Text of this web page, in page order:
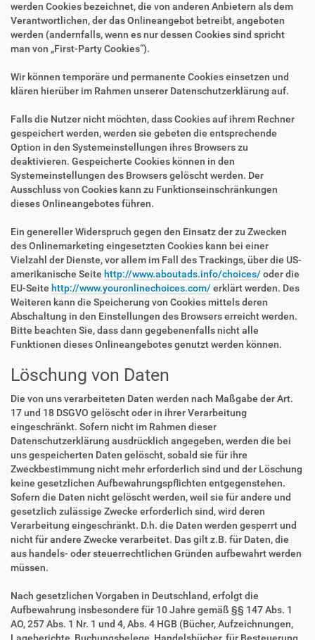
werden Cookies bezeichnet, die von anderen Anbietern als dem
Verantwortlichen, der das Onlineangebot betreibt, angeboten
werden (andernfalls, wenn es nur dessen Cookies sind spricht
man von „First-Party Cookies“).
Wir können temporäre und permanente Cookies einsetzen und
klären hierüber im Rahmen unserer Datenschutzerklärung auf.
Falls die Nutzer nicht möchten, dass Cookies auf ihrem Rechner
gespeichert werden, werden sie gebeten die entsprechende
Option in den Systemeinstellungen ihres Browsers zu
deaktivieren. Gespeicherte Cookies können in den
Systemeinstellungen des Browsers gelöscht werden. Der
Ausschluss von Cookies kann zu Funktionseinschränkungen
dieses Onlineangebotes führen.
Ein genereller Widerspruch gegen den Einsatz der zu Zwecken
des Onlinemarketing eingesetzten Cookies kann bei einer
Vielzahl der Dienste, vor allem im Fall des Trackings, über die US-
amerikanische Seite http://www.aboutads.info/choices/ oder die
EU-Seite http://www.youronlinechoices.com/ erklärt werden. Des
Weiteren kann die Speicherung von Cookies mittels deren
Abschaltung in den Einstellungen des Browsers erreicht werden.
Bitte beachten Sie, dass dann gegebenenfalls nicht alle
Funktionen dieses Onlineangebotes genutzt werden können.
Löschung von Daten
Die von uns verarbeiteten Daten werden nach Maßgabe der Art.
17 und 18 DSGVO gelöscht oder in ihrer Verarbeitung
eingeschränkt. Sofern nicht im Rahmen dieser
Datenschutzerklärung ausdrücklich angegeben, werden die bei
uns gespeicherten Daten gelöscht, sobald sie für ihre
Zweckbestimmung nicht mehr erforderlich sind und der Löschung
keine gesetzlichen Aufbewahrungspflichten entgegenstehen.
Sofern die Daten nicht gelöscht werden, weil sie für andere und
gesetzlich zulässige Zwecke erforderlich sind, wird deren
Verarbeitung eingeschränkt. D.h. die Daten werden gesperrt und
nicht für andere Zwecke verarbeitet. Das gilt z.B. für Daten, die
aus handels- oder steuerrechtlichen Gründen aufbewahrt werden
müssen.
Nach gesetzlichen Vorgaben in Deutschland, erfolgt die
Aufbewahrung insbesondere für 10 Jahre gemäß §§ 147 Abs. 1
AO, 257 Abs. 1 Nr. 1 und 4, Abs. 4 HGB (Bücher, Aufzeichnungen,